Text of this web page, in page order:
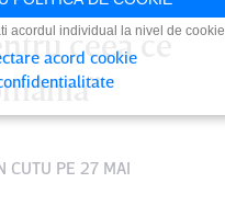
ceea ce
CUTU PE 27 MAI
acordul individual la nivel de
acord cookie